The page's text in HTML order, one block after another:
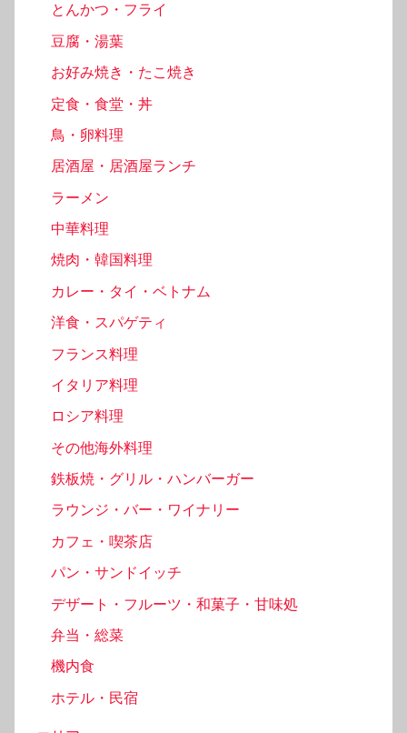
とんかつ・フライ
豆腐・湯葉
お好み焼き・たこ焼き
定食・食堂・丼
鳥・卵料理
居酒屋・居酒屋ランチ
ラーメン
中華料理
焼肉・韓国料理
カレー・タイ・ベトナム
洋食・スパゲティ
フランス料理
イタリア料理
ロシア料理
その他海外料理
鉄板焼・グリル・ハンバーガー
ラウンジ・バー・ワイナリー
カフェ・喫茶店
パン・サンドイッチ
デザート・フルーツ・和菓子・甘味処
弁当・総菜
機内食
ホテル・民宿